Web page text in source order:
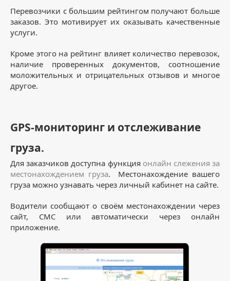
Перевозчики с большим рейтингом получают больше
заказов. Это мотивирует их оказывать качественные
услуги.
Кроме этого на рейтинг влияет количество перевозок,
наличие проверенных документов, соотношение
моложительных и отрицательных отзывов и многое
другое.
GPS-мониторинг и отслеживание
груза.
Для заказчиков доступна функция онлайн слежения за
местонахождением груза. Местонахождение вашего
груза можно узнавать через личный кабинет на сайте.
Водители сообщают о своём местонахождении через
сайт, СМС или автоматически через онлайн
приложение.